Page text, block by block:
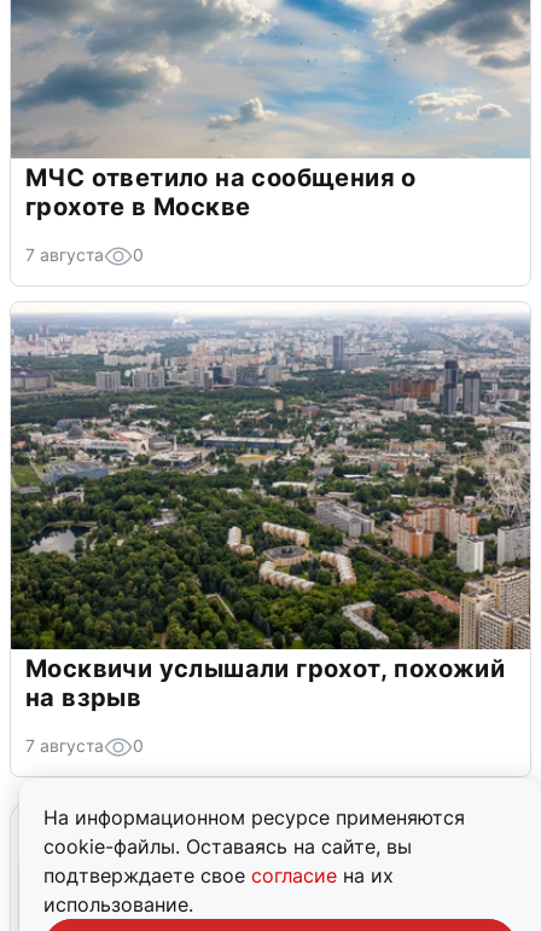
На информационном ресурсе применяются
cookie-файлы. Оставаясь на сайте, вы
подтверждаете свое согласие на их
использование.
МЧС ответило на сообщения о
грохоте в Москве
7 августа 0
Москвичи услышали грохот, похожий
на взрыв
7 августа 0